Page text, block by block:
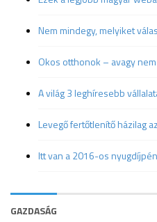
Nem mindegy, melyiket
Okos otthonok – avagy
A világ 3 leghíresebb
Levegő fertőtlenítő házilag
Itt van a 2016-os
GAZDASÁG